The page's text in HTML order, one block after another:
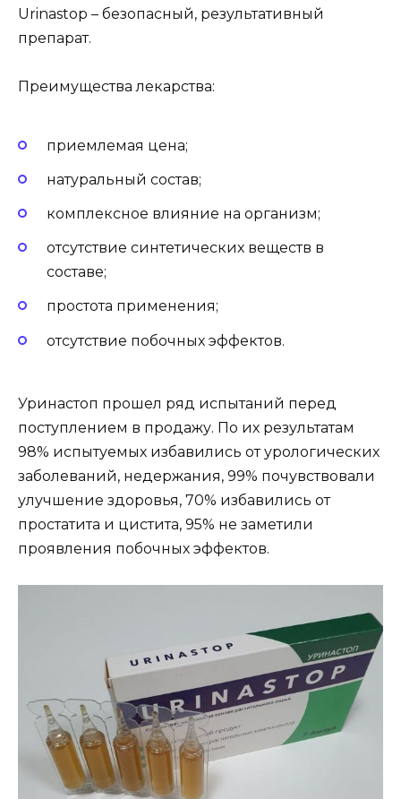
Urinastop – безопасный, результативный
препарат.
Преимущества лекарства:
приемлемая цена;
натуральный состав;
комплексное влияние на организм;
отсутствие синтетических веществ в
составе;
простота применения;
отсутствие побочных эффектов.
Уринастоп прошел ряд испытаний перед
поступлением в продажу. По их результатам
98% испытуемых избавились от урологических
заболеваний, недержания, 99% почувствовали
улучшение здоровья, 70% избавились от
простатита и цистита, 95% не заметили
проявления побочных эффектов.